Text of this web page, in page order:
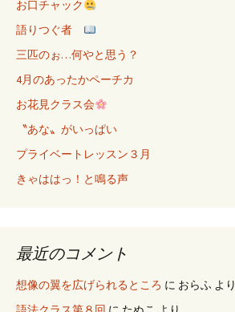
お口チャック
語りつぐ者
三匹のぉ…何やと思う？
4月のあったかペーチカ
お花見クラス会
〝あな〟がいっぱい
プライベートレッスン３月
きゃははっ！と鳴る声
最近のコメント
想像の翼を広げられるところ に おらふ より